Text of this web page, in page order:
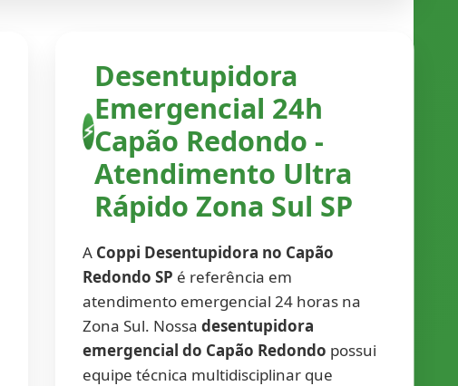
⚡
Desentupidora
Emergencial 24h
Capão Redondo -
Atendimento Ultra
Rápido Zona Sul SP
A Coppi Desentupidora no Capão
Redondo SP é referência em
atendimento emergencial 24 horas na
Zona Sul. Nossa desentupidora
emergencial do Capão Redondo possui
equipe técnica multidisciplinar que